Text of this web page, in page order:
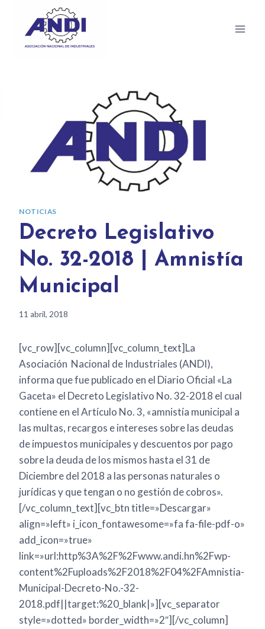
NOTICIAS
Decreto Legislativo
No. 32-2018 | Amnistía
Municipal
11 abril, 2018
[vc_row][vc_column][vc_column_text]La
Asociación Nacional de Industriales (ANDI),
informa que fue publicado en el Diario Oficial «La
Gaceta» el Decreto Legislativo No. 32-2018 el cual
contiene ​​en el Artículo No. 3, «amnistía municipal a
las multas, recargos e intereses sobre las deudas
de impuestos municipales y descuentos por pago
sobre la deuda de los mismos hasta el 31 de
Diciembre del 2018 a las personas naturales o
jurídicas y que tengan o no gestión de cobros».
[/vc_column_text][vc_btn title=»Descargar»
align=»left» i_icon_fontawesome=»fa fa-file-pdf-o»
add_icon=»true»
link=»url:http%3A%2F%2Fwww.andi.hn%2Fwp-
content%2Fuploads%2F2018%2F04%2FAmnistia-
Municipal-Decreto-No.-32-
2018.pdf||target:%20_blank|»][vc_separator
style=»dotted» border_width=»2″][/vc_column]